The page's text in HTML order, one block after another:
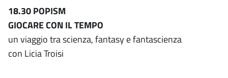
18.30 POPISM
GIOCARE CON IL TEMPO
un viaggio tra scienza, fantasy e fantascienza
con Licia Troisi